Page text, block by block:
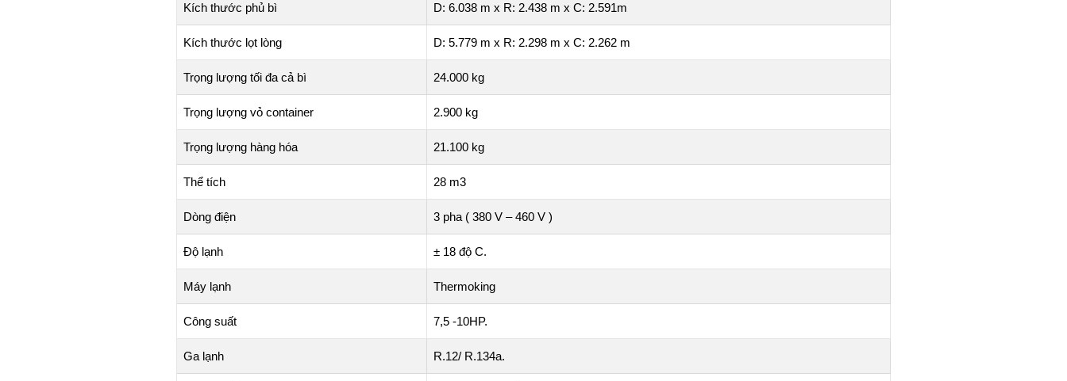
Kích thước phủ bì D: 6.038 m x R: 2.438 m x C: 2.591m
Kích thước lọt lòng D: 5.779 m x R: 2.298 m x C: 2.262 m
Trọng lượng tối đa cả bì 24.000 kg
Trọng lượng vỏ container 2.900 kg
Trọng lượng hàng hóa 21.100 kg
Thể tích 28 m3
Dòng điện 3 pha ( 380 V – 460 V )
Độ lạnh ± 18 độ C.
Máy lạnh Thermoking
Công suất 7,5 -10HP.
Ga lạnh R.12/ R.134a.